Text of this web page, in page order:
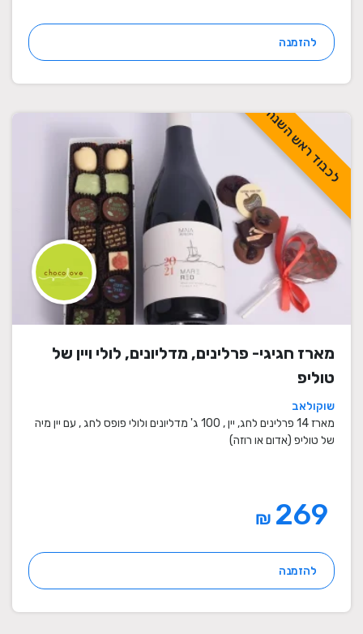
להזמנה
לכבוד ראש השנה
מארז חגיגי- פרלינים, מדליונים, לולי ויין של
טוליפ
שוקולאב
מארז 14 פרלינים לחג, יין , 100 ג' מדליונים ולולי פופס לחג , עם יין מיה
של טוליפ (אדום או רוזה)
₪
להזמנה